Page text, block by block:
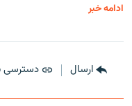
ادامه خبر
ارسال دسترسی